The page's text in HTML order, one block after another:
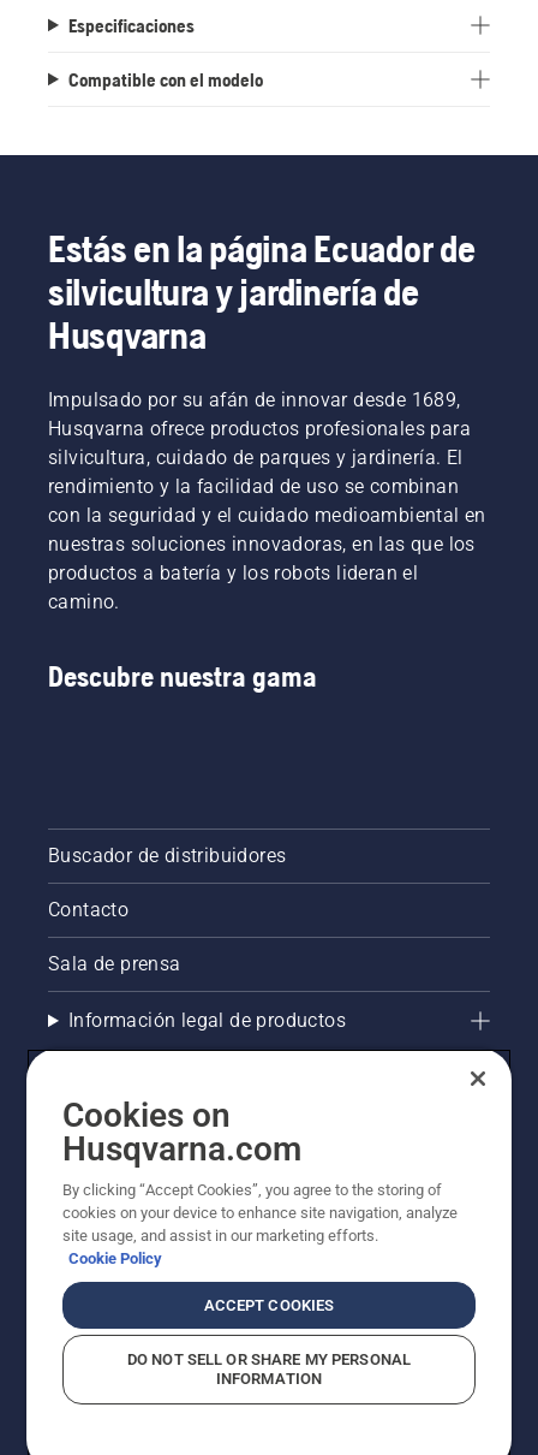
Especificaciones
Compatible con el modelo
Estás en la página Ecuador de
silvicultura y jardinería de
Husqvarna
Impulsado por su afán de innovar desde 1689,
Husqvarna ofrece productos profesionales para
silvicultura, cuidado de parques y jardinería. El
rendimiento y la facilidad de uso se combinan
con la seguridad y el cuidado medioambiental en
nuestras soluciones innovadoras, en las que los
productos a batería y los robots lideran el
camino.
Descubre nuestra gama
Buscador de distribuidores
Contacto
Sala de prensa
Información legal de productos
Compliance
Otros sitios de Husqvarna
Cookies on
Husqvarna.com
By clicking “Accept Cookies”, you agree to the storing of
cookies on your device to enhance site navigation, analyze
site usage, and assist in our marketing efforts.
Cookie Policy
ACCEPT COOKIES
DO NOT SELL OR SHARE MY PERSONAL
INFORMATION